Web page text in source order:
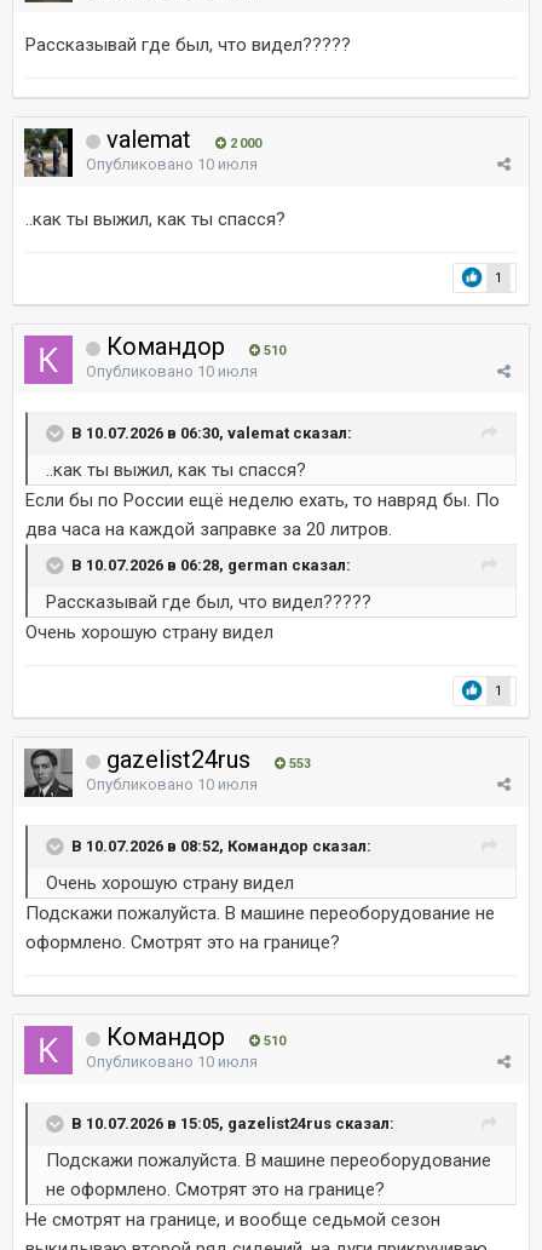
Рассказывай где был, что видел?????
valemat 2 000
Опубликовано 10 июля
..как ты выжил, как ты спасся?
1
Командор 510
Опубликовано 10 июля
В 10.07.2026 в 06:30, valemat сказал:
..как ты выжил, как ты спасся?
Если бы по России ещё неделю ехать, то навряд бы. По
два часа на каждой заправке за 20 литров.
В 10.07.2026 в 06:28, german сказал:
Рассказывай где был, что видел?????
Очень хорошую страну видел
1
gazelist24rus 553
Опубликовано 10 июля
В 10.07.2026 в 08:52, Командор сказал:
Очень хорошую страну видел
Подскажи пожалуйста. В машине переоборудование не
оформлено. Смотрят это на границе?
Командор 510
Опубликовано 10 июля
В 10.07.2026 в 15:05, gazelist24rus сказал:
Подскажи пожалуйста. В машине переоборудование
не оформлено. Смотрят это на границе?
Не смотрят на границе, и вообще седьмой сезон